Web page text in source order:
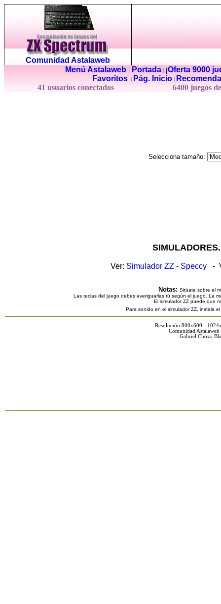
Comunidad Astalaweb
Menú Astalaweb| Portada|
¡Oferta 9000
Favoritos
Pág. Inicio
41 usuarios conectados
6400 juegos
Selecciona tamaño:
Ver: Simulador ZZ - Speccy -
Notas: Sitúate sobre el
Las teclas del juego debes averiguarlas tú según el juego. La
El simulador ZZ puede que
Para sonido en el simulador ZZ, instala
Resolución 800x600 -
Comunidad
Gabriel Chova